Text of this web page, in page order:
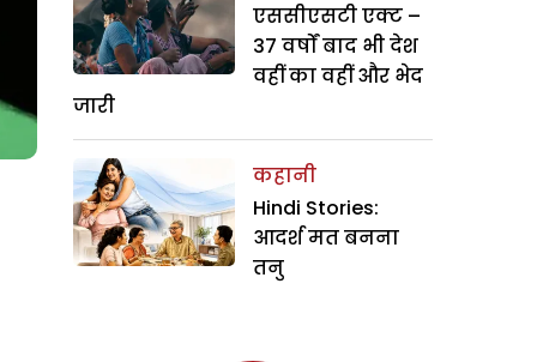
एससीएसटी एक्ट –
37 वर्षों बाद भी देश
वहीं का वहीं और भेद
जारी
कहानी
Hindi Stories:
आदर्श मत बनना
तनु